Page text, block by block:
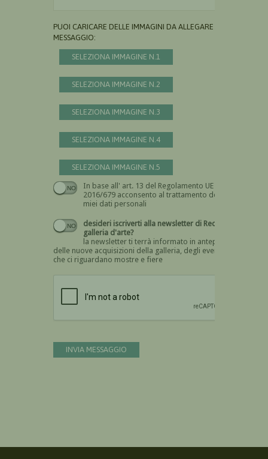
PUOI CARICARE DELLE IMMAGINI DA ALLEGARE AL
MESSAGGIO:
SELEZIONA IMMAGINE N.1
SELEZIONA IMMAGINE N.2
SELEZIONA IMMAGINE N.3
SELEZIONA IMMAGINE N.4
SELEZIONA IMMAGINE N.5
In base all' art. 13 del Regolamento UE n.
2016/679 acconsento al trattamento dei
miei dati personali
Devi dare il consenso
desideri iscriverti alla newsletter di Recta
galleria d'arte?
la newsletter ti terrà informato in anteprima
delle nuove acquisizioni della galleria, degli eventi
che ci riguardano mostre e fiere
INVIA MESSAGGIO